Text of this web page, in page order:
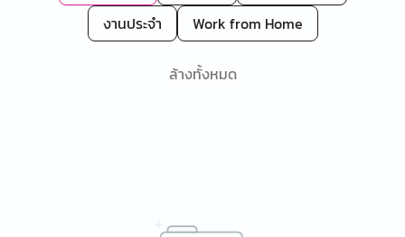
งานประจำ
Work from Home
ล้างทั้งหมด